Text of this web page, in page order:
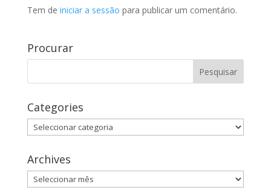
Tem de iniciar a sessão para publicar um comentário.
Procurar
Categories
Categories
Archives
Archives